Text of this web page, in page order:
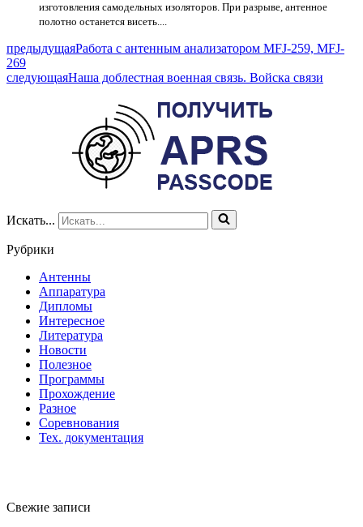
изготовления самодельных изоляторов. При разрыве, антенное
полотно останется висеть....
предыдущаяРабота с антенным анализатором MFJ-259, MFJ-
269
следующаяНаша доблестная военная связь. Войска связи
Искать...
Рубрики
Антенны
Аппаратура
Дипломы
Интересное
Литература
Новости
Полезное
Программы
Прохождение
Разное
Соревнования
Тех. документация
Свежие записи